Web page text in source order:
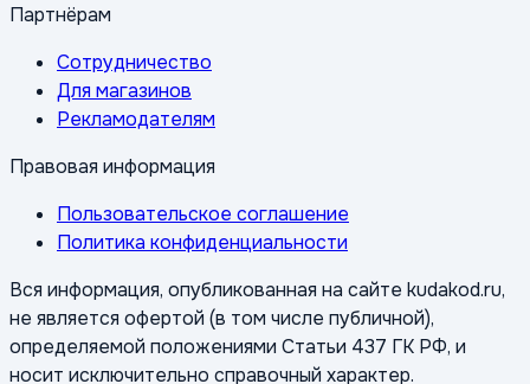
Партнёрам
Сотрудничество
Для магазинов
Рекламодателям
Правовая информация
Пользовательское соглашение
Политика конфиденциальности
Вся информация, опубликованная на сайте kudakod.ru,
не является офертой (в том числе публичной),
определяемой положениями Статьи 437 ГК РФ, и
носит исключительно справочный характер.